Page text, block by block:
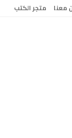
معنا متجر الكتب